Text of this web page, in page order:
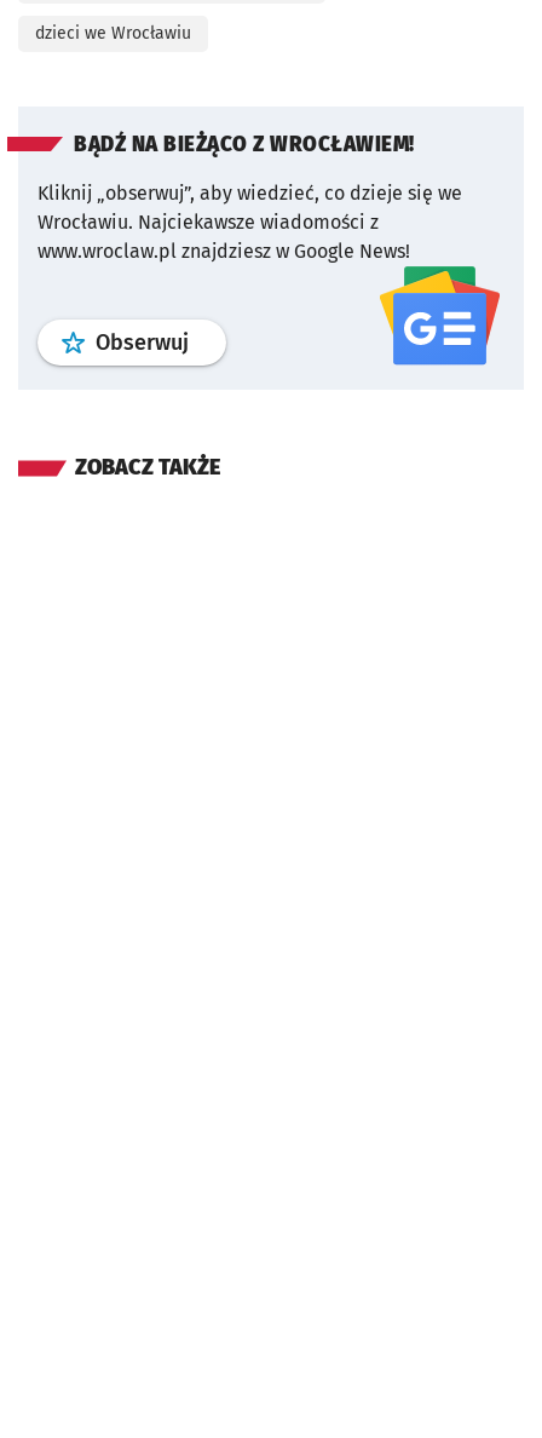
dzieci we Wrocławiu
BĄDŹ NA BIEŻĄCO Z WROCŁAWIEM!
Kliknij „obserwuj”, aby wiedzieć, co dzieje się we
Wrocławiu. Najciekawsze wiadomości z
www.wroclaw.pl znajdziesz w Google News!
Obserwuj profil serwisu
ZOBACZ TAKŻE